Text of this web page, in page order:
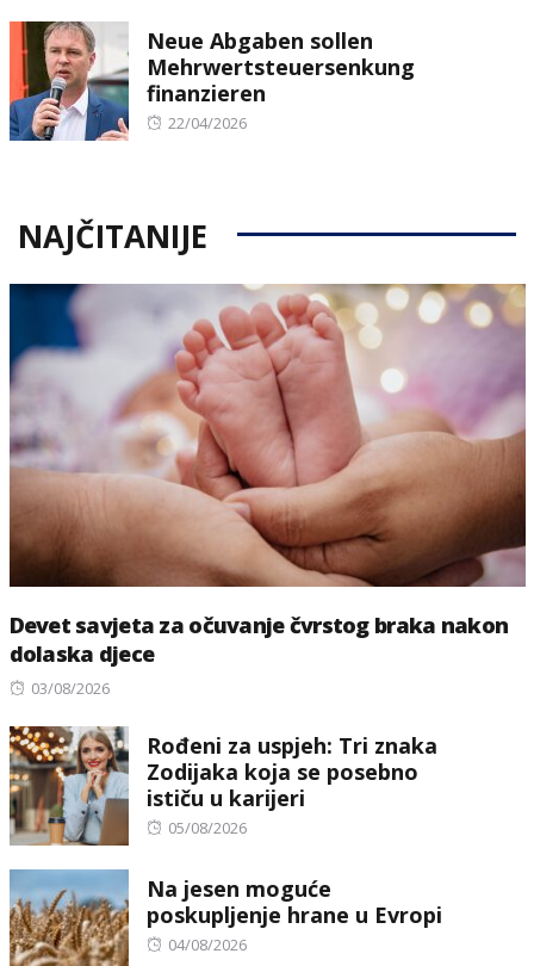
Neue Abgaben sollen
Mehrwertsteuersenkung
finanzieren
Posted
22/04/2026
NAJČITANIJE
Devet savjeta za očuvanje čvrstog braka nakon
dolaska djece
Posted
03/08/2026
Rođeni za uspjeh: Tri znaka
Zodijaka koja se posebno
ističu u karijeri
Posted
05/08/2026
Na jesen moguće
poskupljenje hrane u Evropi
Posted
04/08/2026